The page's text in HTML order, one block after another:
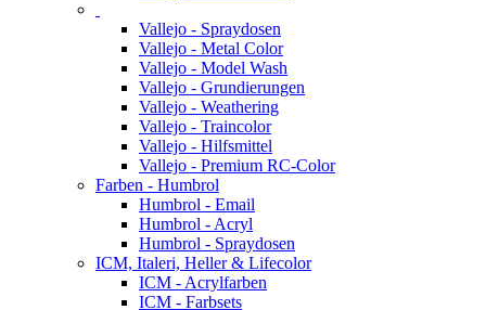
Vallejo - Spraydosen
Vallejo - Metal Color
Vallejo - Model Wash
Vallejo - Grundierungen
Vallejo - Weathering
Vallejo - Traincolor
Vallejo - Hilfsmittel
Vallejo - Premium RC-Color
Farben - Humbrol
Humbrol - Email
Humbrol - Acryl
Humbrol - Spraydosen
ICM, Italeri, Heller & Lifecolor
ICM - Acrylfarben
ICM - Farbsets